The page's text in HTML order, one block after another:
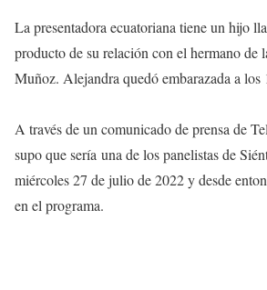
La presentadora ecuatoriana tiene un hijo
producto de su relación con el hermano de
Muñoz. Alejandra quedó embarazada a los
A través de un comunicado de prensa de
supo que sería una de los panelistas de
miércoles 27 de julio de 2022 y desde
en el programa.